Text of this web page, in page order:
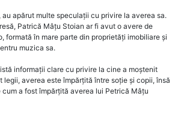
apărut multe speculații cu privire la averea sa.
Patrică Mâțu Stoian ar fi avut o avere de
formată în mare parte din proprietăți imobiliare și
muzica sa.
informații clare cu privire la cine a moștenit
legii, averea este împărțită între soție și copii, însă
a fost împărțită averea lui Petrică Mâțu